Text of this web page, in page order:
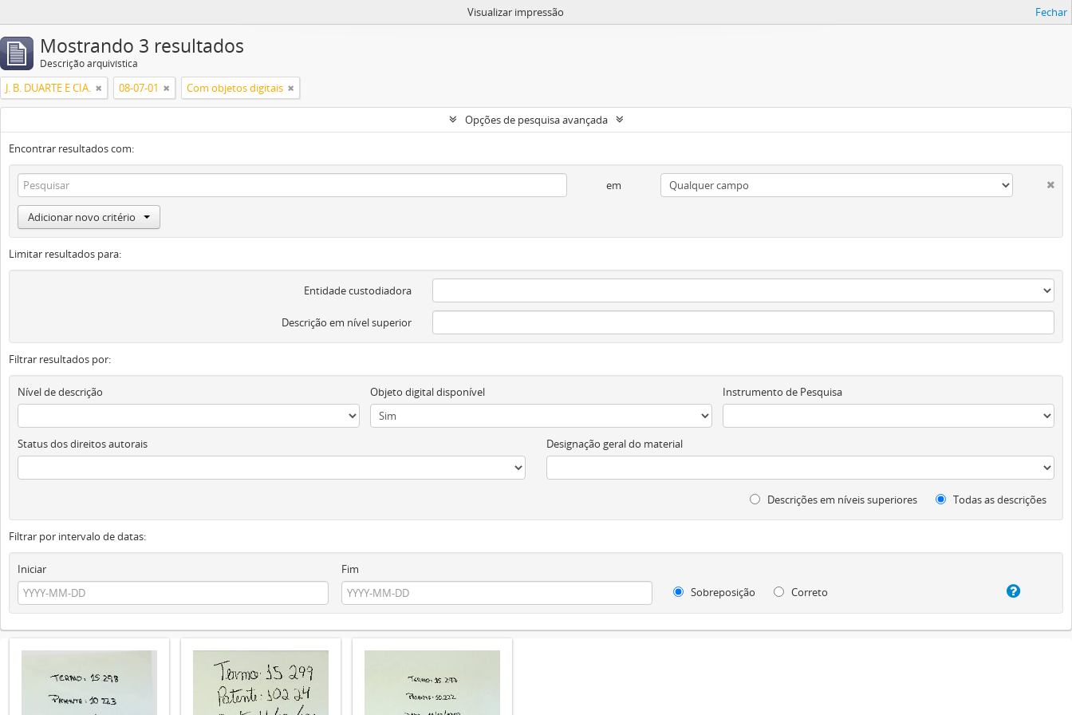
Visualizar impressão Fechar
Mostrando 3 resultados
Descrição arquivística
J. B. DUARTE E CIA. 08-07-01 Com objetos digitais
Opções de pesquisa avançada
Encontrar resultados com:
em
Adicionar novo critério
Limitar resultados para:
Entidade custodiadora
Descrição em nível superior
Filtrar resultados por:
Nível de descrição Objeto digital disponível Instrumento de Pesquisa
Status dos direitos autorais Designação geral do material
Descrições em níveis superiores Todas as descrições
Filtrar por intervalo de datas:
Iniciar
Fim
Sobreposição
Correto